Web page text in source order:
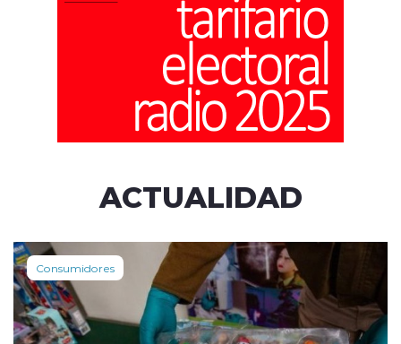
ACTUALIDAD
Consumidores